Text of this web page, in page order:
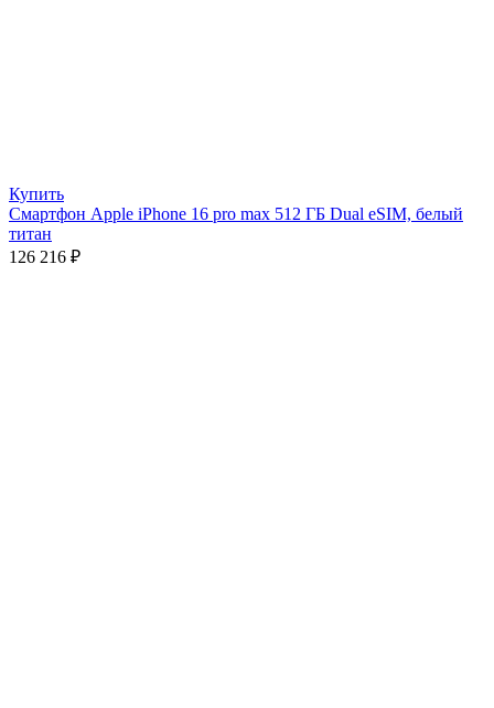
Купить
Смартфон Apple iPhone 16 pro max 512 ГБ Dual eSIM, белый
титан
126 216 ₽